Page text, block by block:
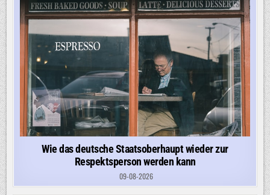
Wie das deutsche Staatsoberhaupt wieder zur
Respektsperson werden kann
09-08-2026